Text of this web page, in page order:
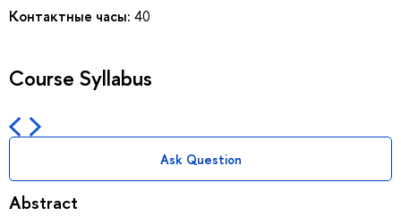
Контактные часы: 40
Course Syllabus
Ask Question
Abstract